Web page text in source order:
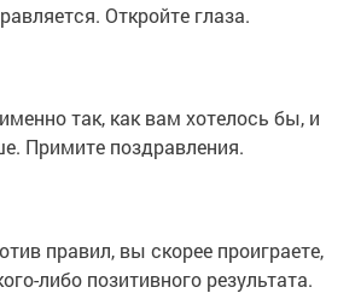
Откройте глаза.
так, как вам хотелось бы, и
Примите поздравления.
правил, вы скорее проиграете,
либо позитивного результата.